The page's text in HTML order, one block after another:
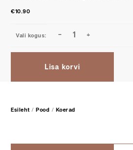
€10.90
Lisa korvi
Esileht / Pood / Koerad